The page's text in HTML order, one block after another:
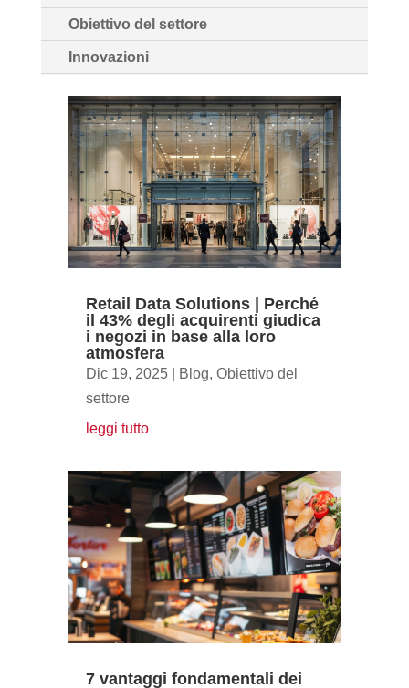
Obiettivo del settore
Innovazioni
Retail Data Solutions | Perché
il 43% degli acquirenti giudica
i negozi in base alla loro
atmosfera
Dic 19, 2025| Blog, Obiettivo del
settore
leggi tutto
7 vantaggi fondamentali dei